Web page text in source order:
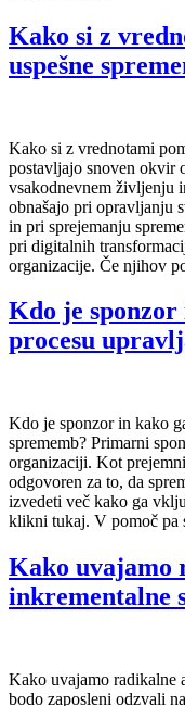
Kako si z
uspešne
Kako si z vrednotami
postavljajo snoven okvir
vsakodnevnem življenju
obnašajo pri opravljanju
in pri sprejemanju
pri digitalnih
organizacije. Če njihov
Kdo je
procesu
Kdo je sponzor in kako
sprememb? Primarni
organizaciji. Kot
odgovoren za to, da
izvedeti več kako ga
klikni tukaj. V pomoč
Kako uvajamo
inkrementalne
Kako uvajamo radikalne
bodo zaposleni odzvali